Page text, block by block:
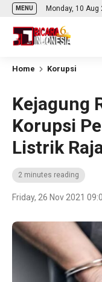
MENU Monday, 10 Aug
Home Korupsi
Kejagung
Korupsi
Listrik
2 minutes reading
Friday, 26 Nov 2021